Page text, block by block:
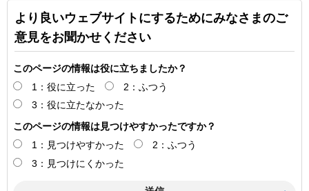
より良いウェブサイトにするためにみなさまのご
意見をお聞かせください
このページの情報は役に立ちましたか？
1：役に立った
2：ふつう
3：役に立たなかった
このページの情報は見つけやすかったですか？
1：見つけやすかった
2：ふつう
3：見つけにくかった